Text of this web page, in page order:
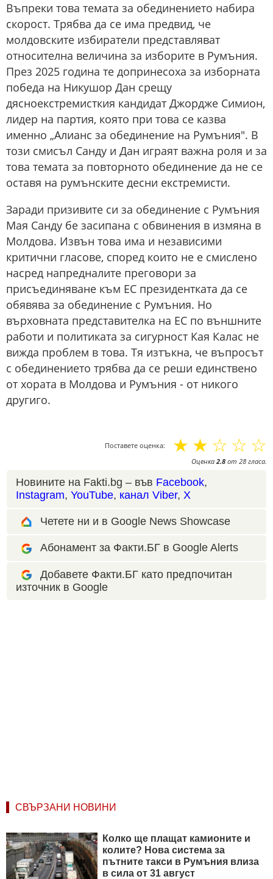
Въпреки това темата за обединението набира
скорост. Трябва да се има предвид, че
молдовските избиратели представляват
относителна величина за изборите в Румъния.
През 2025 година те допринесоха за изборната
победа на Никушор Дан срещу
дясноекстремисткия кандидат Джордже Симион,
лидер на партия, която при това се казва
именно „Алианс за обединение на Румъния". В
този смисъл Санду и Дан играят важна роля и за
това темата за повторното обединение да не се
оставя на румънските десни екстремисти.
Заради призивите си за обединение с Румъния
Мая Санду бе засипана с обвинения в измяна в
Молдова. Извън това има и независими
критични гласове, според които не е смислено
насред напредналите преговори за
присъединяване към ЕС президентката да се
обявява за обединение с Румъния. Но
върховната представителка на ЕС по външните
работи и политиката за сигурност Кая Калас не
вижда проблем в това. Тя изтъкна, че въпросът
с обединението трябва да се реши единствено
от хората в Молдова и Румъния - от никого
другиго.
Поставете оценка: ☆
☆
☆
☆
☆
Оценка2.8 от 28 гласа.
Новините на Fakti.bg – във Facebook,
Instagram, YouTube, канал Viber, X
Четете ни и в Google News Showcase
Абонамент за Факти.БГ в Google Alerts
Добавете Факти.БГ като предпочитан
източник в Google
СВЪРЗАНИ НОВИНИ
Колко ще плащат камионите и
колите? Нова система за
пътните такси в Румъния влиза
в сила от 31 август